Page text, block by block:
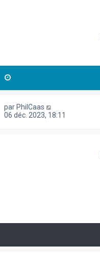
par PhilCaas
06 déc. 2023, 18:11